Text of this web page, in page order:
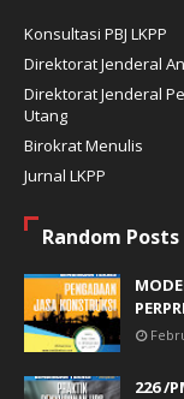
Konsultasi PBJ LKPP
Direktorat Jenderal
Direktorat Jenderal
Utang
Birokrat Menulis
Jurnal LKPP
Random Posts
226 /